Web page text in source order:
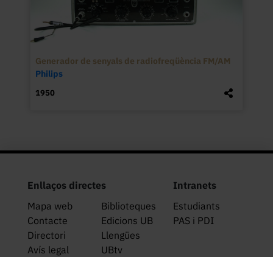
Generador de senyals de radiofreqüència FM/AM
Philips
1950
Enllaços directes
Mapa web
Biblioteques
Contacte
Edicions UB
Directori
Llengües
Avís legal
UBtv
Intranets
Estudiants
PAS i PDI